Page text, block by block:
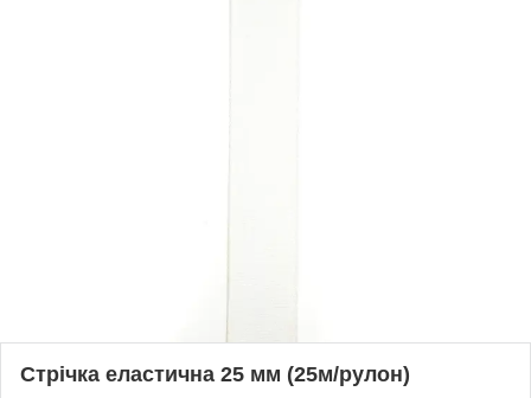
Стрічка еластична 25 мм (25м/рулон)